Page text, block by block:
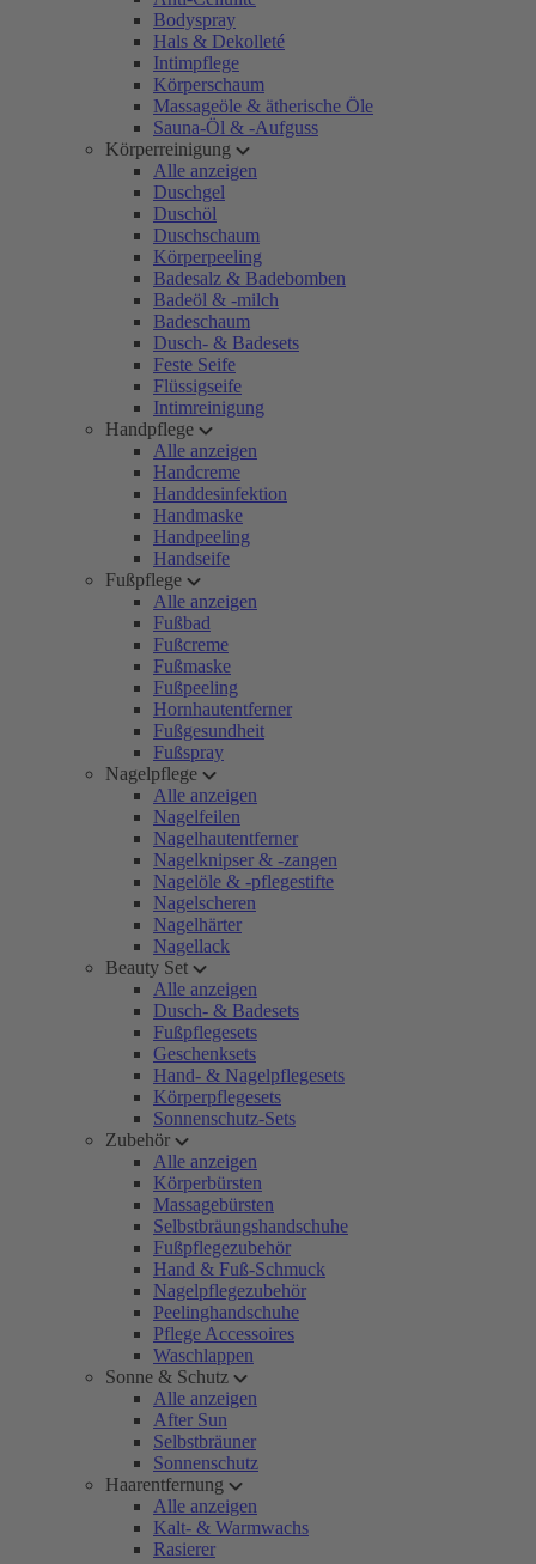
Bodyspray
Hals & Dekolleté
Intimpflege
Körperschaum
Massageöle & ätherische Öle
Sauna-Öl & -Aufguss
Körperreinigung
Alle anzeigen
Duschgel
Duschöl
Duschschaum
Körperpeeling
Badesalz & Badebomben
Badeöl & -milch
Badeschaum
Dusch- & Badesets
Feste Seife
Flüssigseife
Intimreinigung
Handpflege
Alle anzeigen
Handcreme
Handdesinfektion
Handmaske
Handpeeling
Handseife
Fußpflege
Alle anzeigen
Fußbad
Fußcreme
Fußmaske
Fußpeeling
Hornhautentferner
Fußgesundheit
Fußspray
Nagelpflege
Alle anzeigen
Nagelfeilen
Nagelhautentferner
Nagelknipser & -zangen
Nagelöle & -pflegestifte
Nagelscheren
Nagelhärter
Nagellack
Beauty Set
Alle anzeigen
Dusch- & Badesets
Fußpflegesets
Geschenksets
Hand- & Nagelpflegesets
Körperpflegesets
Sonnenschutz-Sets
Zubehör
Alle anzeigen
Körperbürsten
Massagebürsten
Selbstbräungshandschuhe
Fußpflegezubehör
Hand & Fuß-Schmuck
Nagelpflegezubehör
Peelinghandschuhe
Pflege Accessoires
Waschlappen
Sonne & Schutz
Alle anzeigen
After Sun
Selbstbräuner
Sonnenschutz
Haarentfernung
Alle anzeigen
Kalt- & Warmwachs
Rasierer